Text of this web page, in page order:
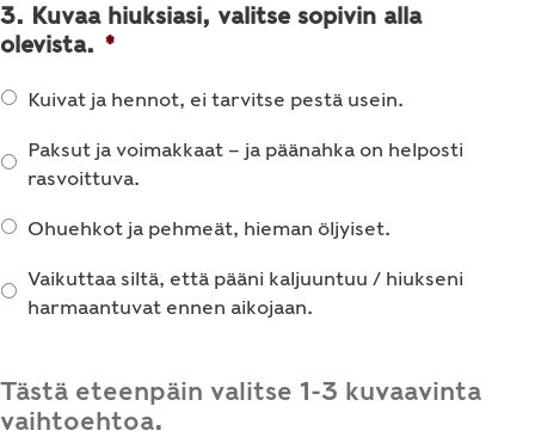
3. Kuvaa hiuksiasi, valitse sopivin alla
olevista. *
Kuivat ja hennot, ei tarvitse pestä usein.
Paksut ja voimakkaat – ja päänahka on helposti
rasvoittuva.
Ohuehkot ja pehmeät, hieman öljyiset.
Vaikuttaa siltä, että pääni kaljuuntuu / hiukseni
harmaantuvat ennen aikojaan.
Tästä eteenpäin valitse 1-3 kuvaavinta
vaihtoehtoa.